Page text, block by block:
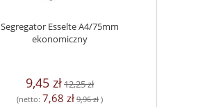
Segregator Esselte A4/75mm
ekonomiczny
9,45 zł12,25 zł
(netto: 7,68 zł 9,96 zł )